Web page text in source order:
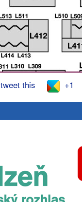
tweet this +1